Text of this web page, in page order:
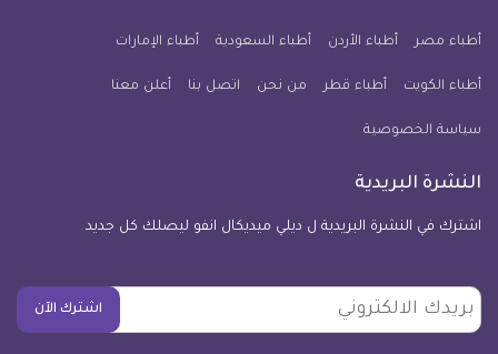
معلومة
للآيفون
أطباء مصر أطباء الأردن أطباء السعودية أطباء الإمارات
أطباء الكويت أطباء قطر من نحن اتصل بنا أعلن معنا
سياسة الخصوصية
النشرة البريدية
اشترك في النشرة البريدية ل ديلي ميديكال انفو ليصلك كل جديد
بريدك
الالكتروني
اشترك الآن